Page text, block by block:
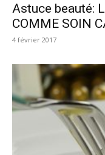
Astuce beauté:
COMME SOIN
4 février 2017